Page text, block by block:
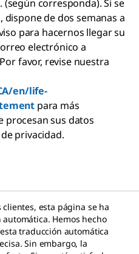
corresponda). Si se
de dos semanas a
para hacernos llegar su
electrónico a
favor, revise nuestra
en/life-
para más
procesan sus datos
privacidad.
esta página se ha
Hemos hecho
traducción automática
Sin embargo, la